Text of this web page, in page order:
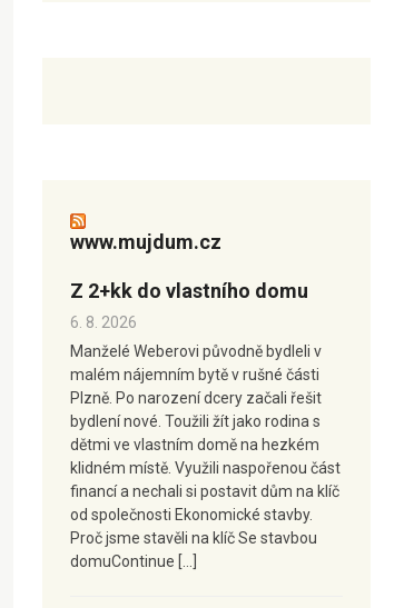
www.mujdum.cz
Z 2+kk do vlastního domu
6. 8. 2026
Manželé Weberovi původně bydleli v
malém nájemním bytě v rušné části
Plzně. Po narození dcery začali řešit
bydlení nové. Toužili žít jako rodina s
dětmi ve vlastním domě na hezkém
klidném místě. Využili naspořenou část
financí a nechali si postavit dům na klíč
od společnosti Ekonomické stavby.
Proč jsme stavěli na klíč Se stavbou
domuContinue […]